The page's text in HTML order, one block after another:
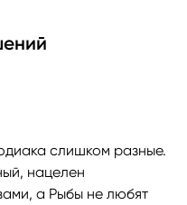
слишком разные.
нацелен
а Рыбы не любят